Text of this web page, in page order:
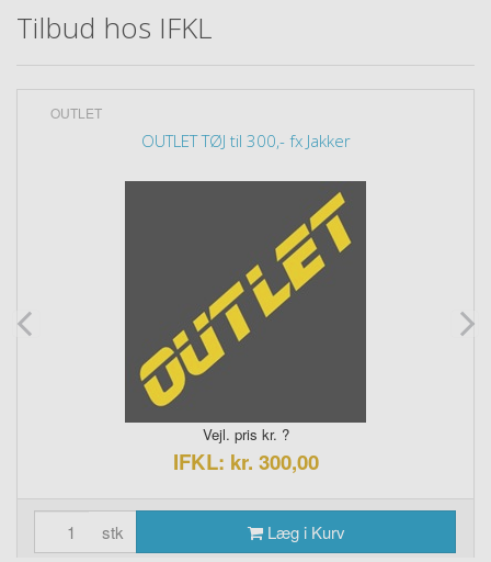
Tilbud hos IFKL
OUTLET
OUTLET TØJ til 300,- fx Jakker
Vejl. pris kr. ?
IFKL: kr. 300,00
stk Læg i Kurv